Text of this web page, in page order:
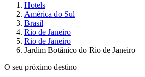
Hotels
América do Sul
Brasil
Rio de Janeiro
Rio de Janeiro
Jardim Botânico do Rio de Janeiro
O seu próximo destino